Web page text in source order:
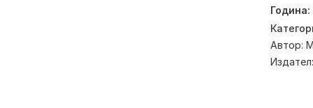
Година:
Автор:
Издател: